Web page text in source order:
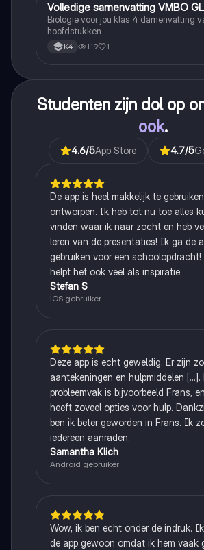
Biologie
Volledige samenvatting VMBO
Biologie voor jou klas 4 damenvatting
hoofdstukken
K4 119 1
Studenten zijn dol op
ook.
4.6/5App Store 4.7/5
De app is heel makkelijk te
ontworpen. Ik heb tot nu toe alles
vinden waar ik naar zocht en heb
leren van de presentaties! Ik ga de
gebruiken voor een
helpt het ook veel als inspiratie.
Stefan S
iOS gebruiker
Deze app is echt geweldig. Er zijn
aantekeningen en hulpmiddelen [...].
probleemvak is bijvoorbeeld Frans,
heeft zoveel opties voor hulp.
ben ik beter geworden in Frans. Ik
iedereen aanraden.
Samantha Klich
Android gebruiker
Wow, ik ben echt onder de indruk.
de app gewoon omdat ik hem vaak